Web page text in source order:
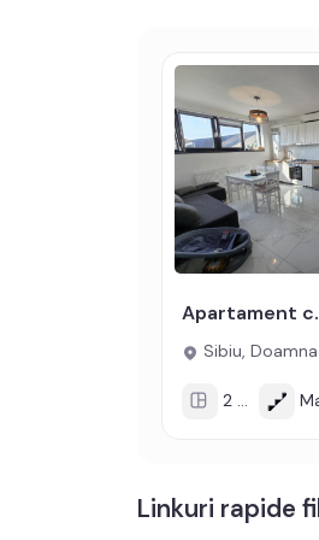
Apartament cu
Sibiu,
2 cam
Linkuri rapide